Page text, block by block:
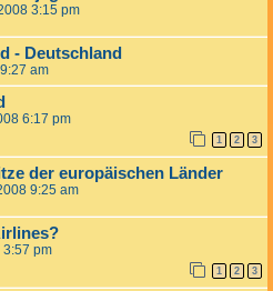
3:15 pm
- Deutschland
am
6:17 pm
1 2 3
der europäischen Länder
9:25 am
3:57 pm
1 2 3